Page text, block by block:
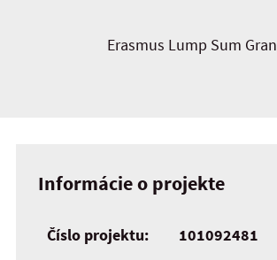
Erasmus Lump Sum
Informácie o projekte
Číslo projektu:
101092481